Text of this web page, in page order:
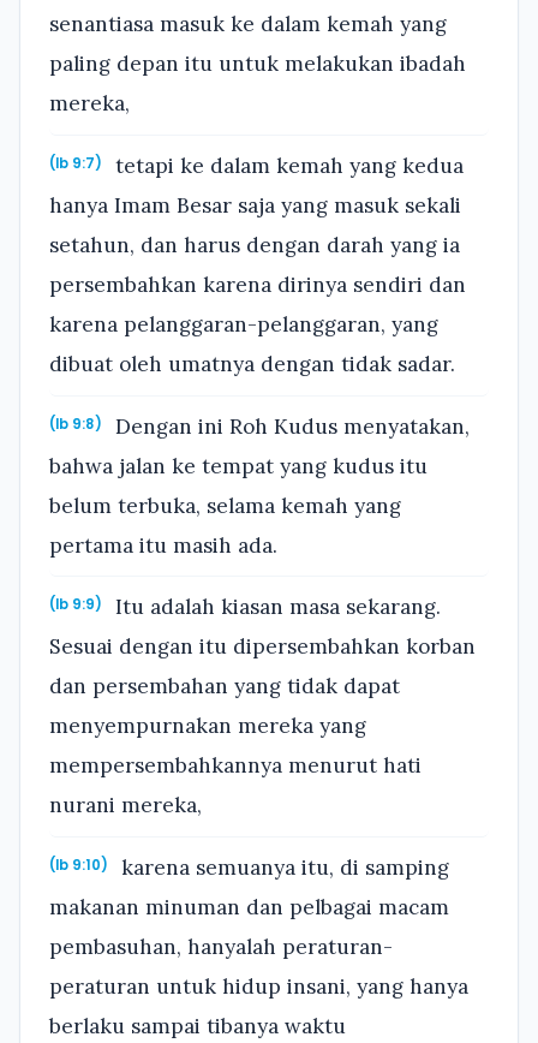
senantiasa masuk ke dalam kemah yang
paling depan itu untuk melakukan ibadah
mereka,
(Ib 9:7)
tetapi ke dalam kemah yang kedua
hanya Imam Besar saja yang masuk sekali
setahun, dan harus dengan darah yang ia
persembahkan karena dirinya sendiri dan
karena pelanggaran-pelanggaran, yang
dibuat oleh umatnya dengan tidak sadar.
(Ib 9:8)
Dengan ini Roh Kudus menyatakan,
bahwa jalan ke tempat yang kudus itu
belum terbuka, selama kemah yang
pertama itu masih ada.
(Ib 9:9)
Itu adalah kiasan masa sekarang.
Sesuai dengan itu dipersembahkan korban
dan persembahan yang tidak dapat
menyempurnakan mereka yang
mempersembahkannya menurut hati
nurani mereka,
(Ib 9:10)
karena semuanya itu, di samping
makanan minuman dan pelbagai macam
pembasuhan, hanyalah peraturan-
peraturan untuk hidup insani, yang hanya
berlaku sampai tibanya waktu